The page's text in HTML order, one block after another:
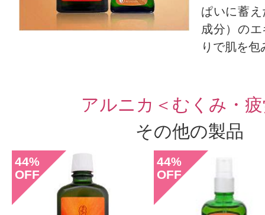
このコスメのレビューを書いて
クチコミを投稿する
ぱいに蓄
成分）の
りで肌を
アルニカ＜むくみ・
その他の製品
44%
OFF
44%
OFF